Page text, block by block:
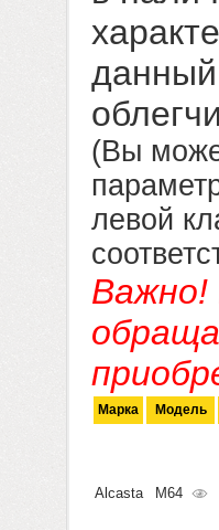
(Вы
левой
Важно!
Марка Модель
Alcasta M64